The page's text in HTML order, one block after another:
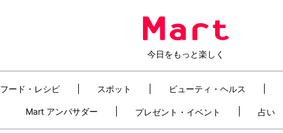
今日をもっと楽しく
フード・レシピ スポット ビューティ・ヘルス
Mart アンバサダー プレゼント・イベント 占い